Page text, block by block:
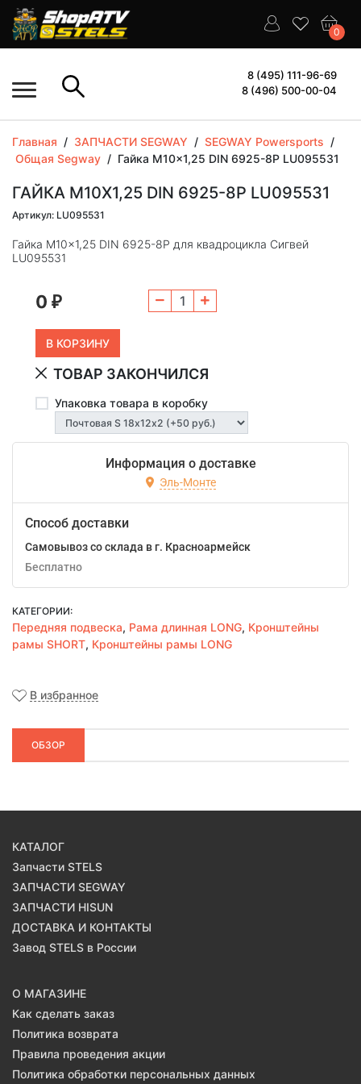
0
8 (495) 111-96-69
8 (496) 500-00-04
Главная / ЗАПЧАСТИ SEGWAY / SEGWAY Powersports /
Общая Segway / Гайка M10x1,25 DIN 6925-8P LU095531
ГАЙКА M10X1,25 DIN 6925-8P LU095531
Артикул: LU095531
Гайка M10x1,25 DIN 6925-8P для квадроцикла Сигвей
LU095531
0 ₽
ТОВАР ЗАКОНЧИЛСЯ
Упаковка товара в коробку
Информация о доставке
Эль-Монте
Способ доставки
Самовывоз со склада в г. Красноармейск
Бесплатно
КАТЕГОРИИ:
Передняя подвеска, Рама длинная LONG, Кронштейны
рамы SHORT, Кронштейны рамы LONG
В избранное
ОБЗОР
КАТАЛОГ
Запчасти STELS
ЗАПЧАСТИ SEGWAY
ЗАПЧАСТИ HISUN
ДОСТАВКА И КОНТАКТЫ
Завод STELS в России
О МАГАЗИНЕ
Как сделать заказ
Политика возврата
Правила проведения акции
Политика обработки персональных данных